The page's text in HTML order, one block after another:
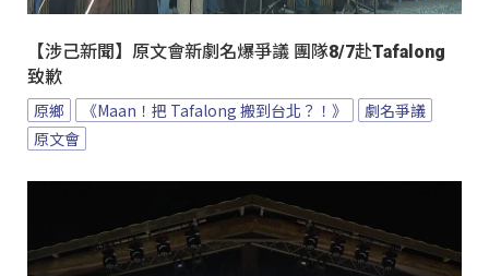
【涉己新聞】原文會新劇名爆爭議 團隊8/7赴Tafalong
致歉
原鄉 《Maan！把 Tafalong 搬到台北？！》
劇名爭議
原文會